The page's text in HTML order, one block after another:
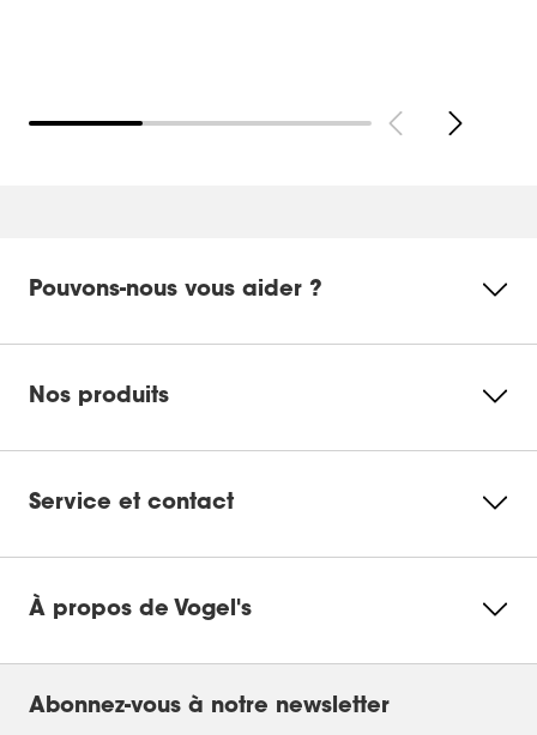
Pouvons-nous vous aider ?
Nos produits
Service et contact
À propos de Vogel's
Abonnez-vous à notre newsletter